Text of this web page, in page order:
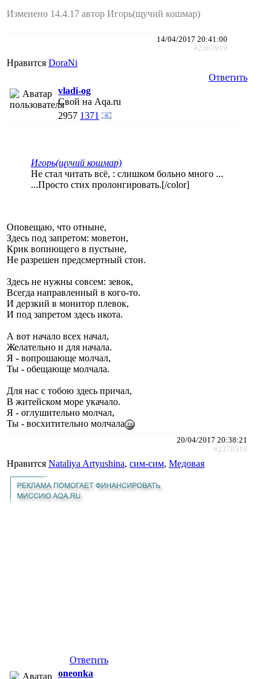
Изменено 14.4.17 автор Игорь(щучий кошмар)
14/04/2017 20:41:00
#2367919
Нравится DoraNi
Ответить
vladi-og
Свой на Aqa.ru
2957 1371
Игорь(щучий кошмар)
Не стал читать всё, : слишком больно много ...
...Просто стих пролонгировать.[/color]
Оповещаю, что отныне,
Здесь под запретом: моветон,
Крик вопиющего в пустыне,
Не разрешен предсмертный стон.
Здесь не нужны совсем: зевок,
Всегда направленный в кого-то.
И дерзкий в монитор плевок,
И под запретом здесь икота.
А вот начало всех начал,
Желательно и для начала.
Я - вопрошающе молчал,
Ты - обещающе молчала.
Для нас с тобою здесь причал,
В житейском море укачало.
Я - оглушительно молчал,
Ты - восхитительно молчала
20/04/2017 20:38:21
#2370316
Нравится Nataliya Artyushina, сим-сим, Медовая
Ответить
oneonka